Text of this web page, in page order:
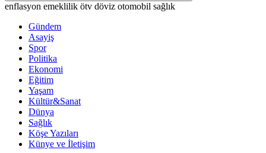
enflasyon emeklilik ötv döviz otomobil sağlık
Gündem
Asayiş
Spor
Politika
Ekonomi
Eğitim
Yaşam
Kültür&Sanat
Dünya
Sağlık
Köşe Yazıları
Künye ve İletişim